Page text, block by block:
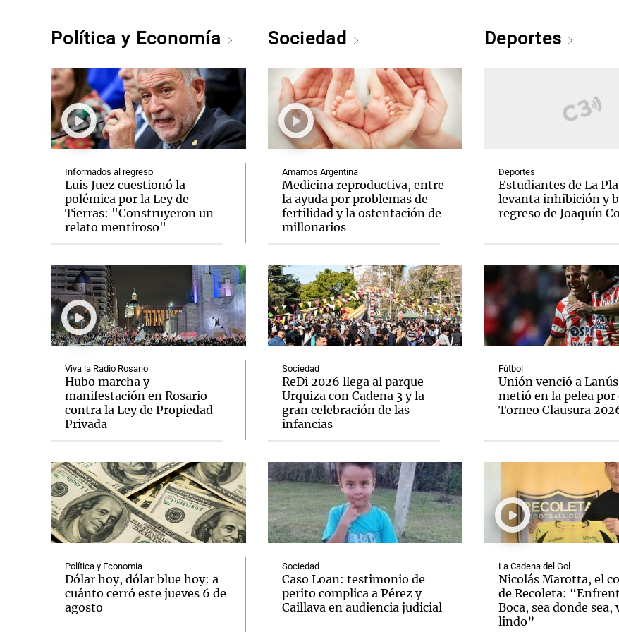
Política y Economía
Informados al regreso
Luis Juez cuestionó la
polémica por la Ley de
Tierras: "Construyeron un
relato mentiroso"
Viva la Radio Rosario
Hubo marcha y
manifestación en Rosario
contra la Ley de Propiedad
Privada
Política y Economía
Dólar hoy, dólar blue hoy: a
cuánto cerró este jueves 6 de
agosto
Sociedad
Amamos Argentina
Medicina reproductiva, entre
la ayuda por problemas de
fertilidad y la ostentación de
millonarios
Sociedad
ReDi 2026 llega al parque
Urquiza con Cadena 3 y la
gran celebración de las
infancias
Sociedad
Caso Loan: testimonio de
perito complica a Pérez y
Caillava en audiencia judicial
Deportes
Deportes
Estudiantes de La
levanta inhibición y
regreso de Joaquín
Fútbol
Unión venció a
metió en la pelea por
Torneo Clausura
La Cadena del Gol
Nicolás Marotta, el
de Recoleta:
Boca, sea donde sea,
lindo”
Notas Notas
El huracán de Arequito Cadena